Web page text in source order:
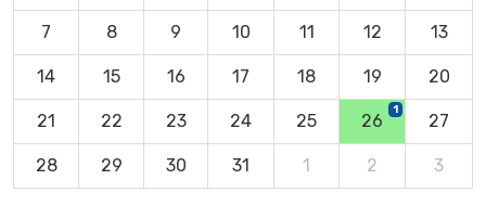
7 8 9 10 11 12 13
14 15 16 17 18 19 20
21 22 23 24 25 26
1
27
28 29 30 31 1 2 3